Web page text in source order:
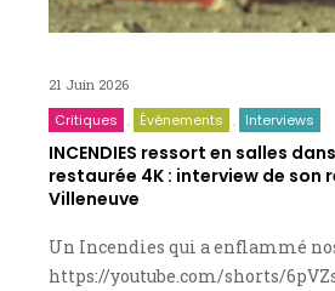
21 Juin 2026
Critiques Événements Interviews
INCENDIES ressort en salles
restaurée 4K : interview de son
Villeneuve
Un Incendies qui a enflammé
https://youtube.com/shorts/